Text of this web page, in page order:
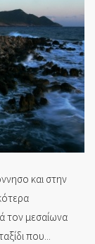
και στην
τον μεσαίωνα
που...